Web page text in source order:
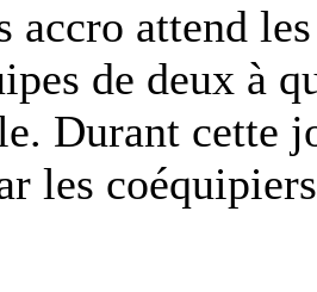
accro attend
de deux à
Durant cette
les